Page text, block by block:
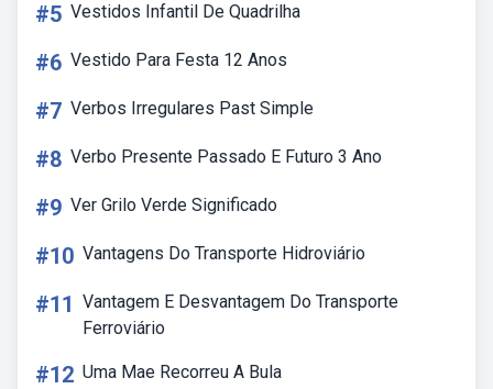
#5 Vestidos Infantil De Quadrilha
#6 Vestido Para Festa 12 Anos
#7 Verbos Irregulares Past Simple
#8 Verbo Presente Passado E Futuro 3 Ano
#9 Ver Grilo Verde Significado
#10 Vantagens Do Transporte Hidroviário
#11 Vantagem E Desvantagem Do Transporte
Ferroviário
#12 Uma Mae Recorreu A Bula